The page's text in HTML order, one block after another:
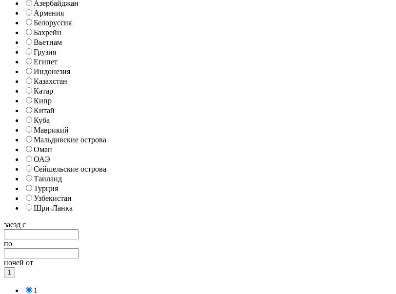
Азербайджан
Армения
Белоруссия
Бахрейн
Вьетнам
Грузия
Египет
Индонезия
Казахстан
Катар
Кипр
Китай
Куба
Маврикий
Мальдивские острова
Оман
ОАЭ
Сейшельские острова
Таиланд
Турция
Узбекистан
Шри-Ланка
заезд с
по
ночей от
1
1